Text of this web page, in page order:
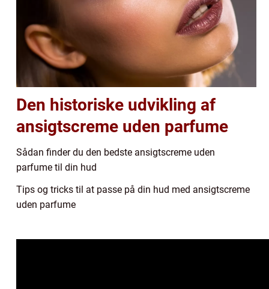
Den historiske udvikling af
ansigtscreme uden parfume
Sådan finder du den bedste ansigtscreme uden
parfume til din hud
Tips og tricks til at passe på din hud med ansigtscreme
uden parfume